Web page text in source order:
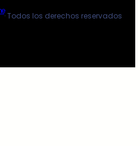
· Todos los derechos reservados